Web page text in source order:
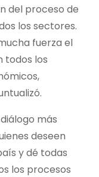
del proceso de
los sectores.
fuerza el
todos los
más
deseen
y dé todas
los procesos